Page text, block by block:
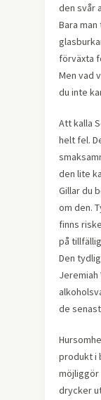
den svår
Bara
förväxta
Men vad
du inte
Att kalla
helt fel.
den lite
Gillar du
om den.
finns
på
Den
de
produkt i
möjliggör
drycker